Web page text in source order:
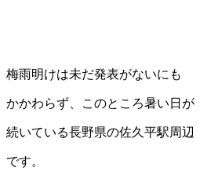
梅雨明けは未だ発表がないにも
かかわらず、このところ暑い日が
続いている長野県の佐久平駅周辺
です。